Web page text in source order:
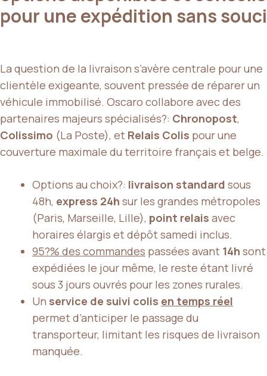
pour une expédition sans souci
La question de la livraison s’avère centrale pour une
clientèle exigeante, souvent pressée de réparer un
véhicule immobilisé. Oscaro collabore avec des
partenaires majeurs spécialisés?: Chronopost,
Colissimo (La Poste), et Relais Colis pour une
couverture maximale du territoire français et belge.
Options au choix?: livraison standard sous
48h, express 24h sur les grandes métropoles
(Paris, Marseille, Lille), point relais avec
horaires élargis et dépôt samedi inclus.
95?% des commandes passées avant 14h sont
expédiées le jour même, le reste étant livré
sous 3 jours ouvrés pour les zones rurales.
Un service de suivi colis en temps réel
permet d’anticiper le passage du
transporteur, limitant les risques de livraison
manquée.